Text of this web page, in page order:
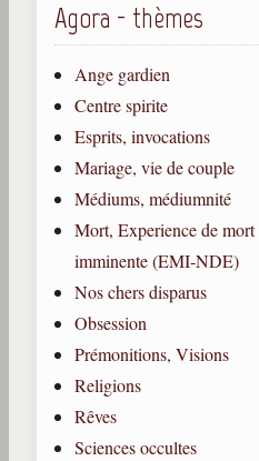
Agora - thèmes
Ange gardien
Centre spirite
Esprits, invocations
Mariage, vie de couple
Médiums, médiumnité
Mort, Experience de mort
imminente (EMI-NDE)
Nos chers disparus
Obsession
Prémonitions, Visions
Religions
Rêves
Sciences occultes